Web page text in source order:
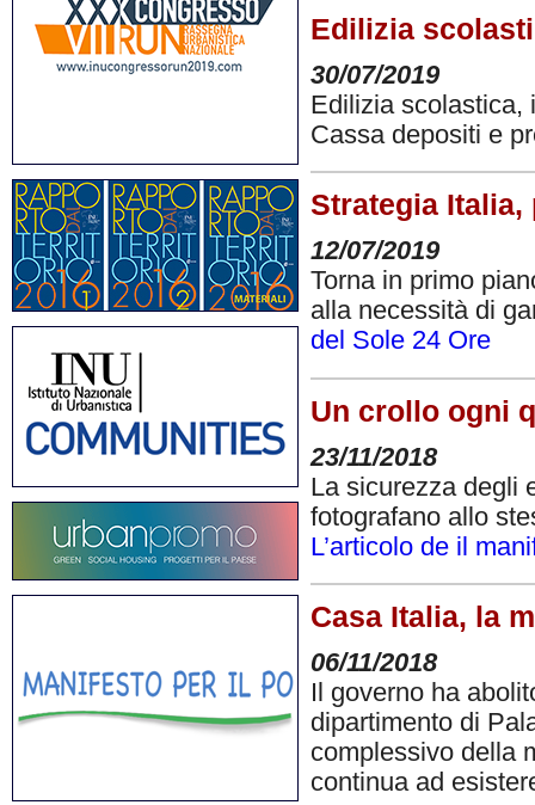
Edilizia
30/07/2019
Edilizia scolastica,
Cassa depositi e
Strategia
12/07/2019
Torna in primo
alla necessità di
del Sole 24 Ore
Un crollo ogni
23/11/2018
La sicurezza degli
fotografano allo
L’articolo de il
Casa Italia, la
06/11/2018
Il governo ha
dipartimento di
complessivo della
continua ad